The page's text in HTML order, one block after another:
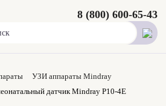
8 (800) 600-65-43
УЗИ аппараты Mindray
датчик Mindray P10-4E